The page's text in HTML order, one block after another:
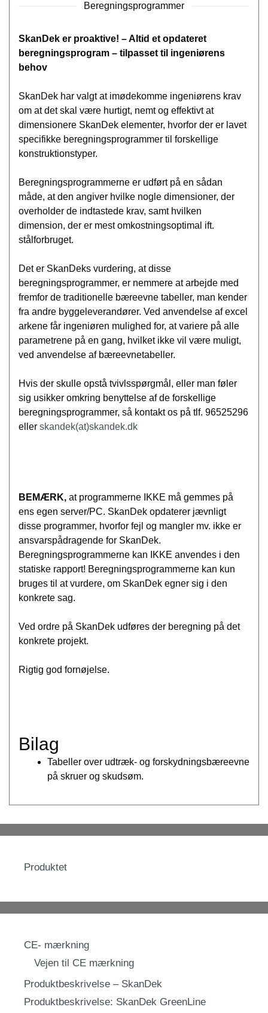
Beregningsprogrammer
SkanDek er proaktive! – Altid et opdateret
beregningsprogram – tilpasset til ingeniørens
behov
SkanDek har valgt at imødekomme ingeniørens krav
om at det skal være hurtigt, nemt og effektivt at
dimensionere SkanDek elementer, hvorfor der er lavet
specifikke beregningsprogrammer til forskellige
konstruktionstyper.
Beregningsprogrammerne er udført på en sådan
måde, at den angiver hvilke nogle dimensioner, der
overholder de indtastede krav, samt hvilken
dimension, der er mest omkostningsoptimal ift.
stålforbruget.
Det er SkanDeks vurdering, at disse
beregningsprogrammer, er nemmere at arbejde med
fremfor de traditionelle bæreevne tabeller, man kender
fra andre byggeleverandører. Ved anvendelse af excel
arkene får ingeniøren mulighed for, at variere på alle
parametrene på en gang, hvilket ikke vil være muligt,
ved anvendelse af bæreevnetabeller.
Hvis der skulle opstå tvivlsspørgmål, eller man føler
sig usikker omkring benyttelse af de forskellige
beregningsprogrammer, så kontakt os på tlf. 96525296
eller skandek(at)skandek.dk
BEMÆRK, at programmerne IKKE må gemmes på
ens egen server/PC. SkanDek opdaterer jævnligt
disse programmer, hvorfor fejl og mangler mv. ikke er
ansvarspådragende for SkanDek.
Beregningsprogrammerne kan IKKE anvendes i den
statiske rapport! Beregningsprogrammerne kan kun
bruges til at vurdere, om SkanDek egner sig i den
konkrete sag.
Ved ordre på SkanDek udføres der beregning på det
konkrete projekt.
Rigtig god fornøjelse.
Bilag
Tabeller over udtræk- og forskydningsbæreevne
på skruer og skudsøm.
Produktet
CE- mærkning
Vejen til CE mærkning
Produktbeskrivelse – SkanDek
Produktbeskrivelse: SkanDek GreenLine